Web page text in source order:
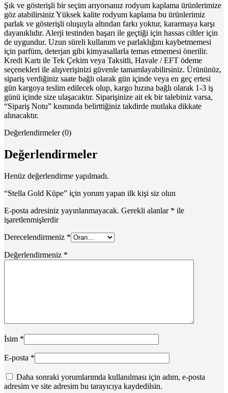
Şık ve gösterişli bir seçim arıyorsanız rodyum kaplama ürünlerimize
göz atabilirsiniz Yüksek kalite rodyum kaplama bu ürünlerimiz
parlak ve gösterişli oluşuyla altından farkı yoktur, kararmaya karşı
dayanıklıdır. Alerji testinden başarı ile geçtiği için hassas ciltler için
de uygundur. Uzun süreli kullanım ve parlaklığını kaybetmemesi
için parfüm, deterjan gibi kimyasallarla temas etmemesi önerilir.
Kredi Kartı ile Tek Çekim veya Taksitli, Havale / EFT ödeme
seçenekleri ile alışverişinizi güvenle tamamlayabilirsiniz. Ürününüz,
sipariş verdiğiniz saate bağlı olarak gün içinde veya en geç ertesi
gün kargoya teslim edilecek olup, kargo hızına bağlı olarak 1-3 iş
günü içinde size ulaşacaktır. Siparişinize ait ek bir talebiniz varsa,
“Sipariş Notu” kısmında belirttiğiniz takdirde mutlaka dikkate
alınacaktır.
Değerlendirmeler (0)
Değerlendirmeler
Henüz değerlendirme yapılmadı.
“Stella Gold Küpe” için yorum yapan ilk kişi siz olun
E-posta adresiniz yayınlanmayacak. Gerekli alanlar * ile
işaretlenmişlerdir
Derecelendirmeniz *
Değerlendirmeniz *
İsim *
E-posta *
Daha sonraki yorumlarımda kullanılması için adım, e-posta
adresim ve site adresim bu tarayıcıya kaydedilsin.